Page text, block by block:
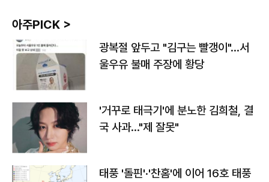
아주PICK >
광복절 앞두고 "김구는 빨갱이"…서
울우유 불매 주장에 황당
'거꾸로 태극기'에 분노한 김희철, 결
국 사과…"제 잘못"
태풍 '돌핀'·'찬홈'에 이어 16호 태풍